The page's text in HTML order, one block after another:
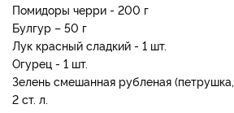
Помидоры черри - 200 г
Булгур – 50 г
Лук красный сладкий - 1 шт.
Огурец - 1 шт.
Зелень смешанная рубленая
2 ст. л.